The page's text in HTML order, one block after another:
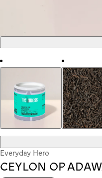
Everyday Hero
CEYLON OP